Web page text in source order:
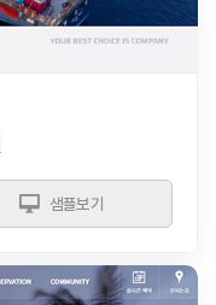
샘플보기